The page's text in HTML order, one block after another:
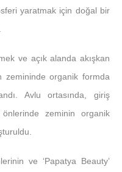
yaratmak için doğal bir
ve açık alanda akışkan
zemininde organik formda
Avlu ortasında, giriş
zeminin organik
ve ‘Papatya Beauty’